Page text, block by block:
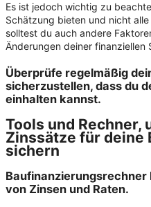
Es ist jedoch wichtig zu
Schätzung bieten und nicht
solltest du auch andere
Änderungen deiner finanziellen
Überprüfe regelmäßig
sicherzustellen, dass du
einhalten kannst.
Tools und Rechner,
Zinssätze für deine
sichern
Baufinanzierungsrechner
von Zinsen und Raten.